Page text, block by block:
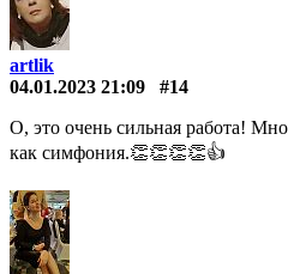
artlik
04.01.2023 21:09
#14
О, это очень сильная работа!
как симфония.👏👏👏👏👍